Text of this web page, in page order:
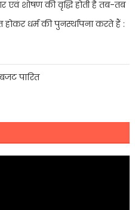
एवं शोषण की वृद्धि होती है तब-तब
धर्म की पुनर्स्थापना करते हैं :
पारित